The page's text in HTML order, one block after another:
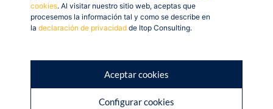
cookies. Al visitar nuestro sitio web, aceptas que
procesemos la información tal y como se describe en
la declaración de privacidad de Itop Consulting.
Aceptar cookies
Configurar cookies